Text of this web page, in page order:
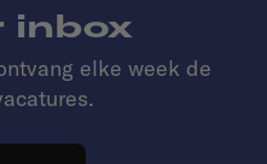
inbox
elke week de